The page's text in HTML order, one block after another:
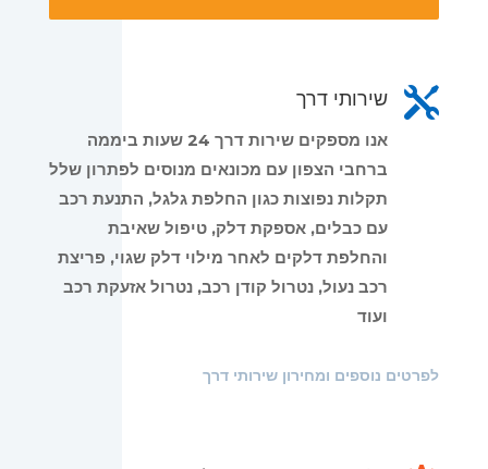
 שירותי דרך
אנו מספקים שירות דרך 24 שעות ביממה
ברחבי הצפון עם מכונאים מנוסים לפתרון שלל
תקלות נפוצות כגון החלפת גלגל, התנעת רכב
עם כבלים, אספקת דלק, טיפול שאיבת
והחלפת דלקים לאחר מילוי דלק שגוי, פריצת
רכב נעול, נטרול קודן רכב, נטרול אזעקת רכב
ועוד
לפרטים נוספים ומחירון שירותי דרך